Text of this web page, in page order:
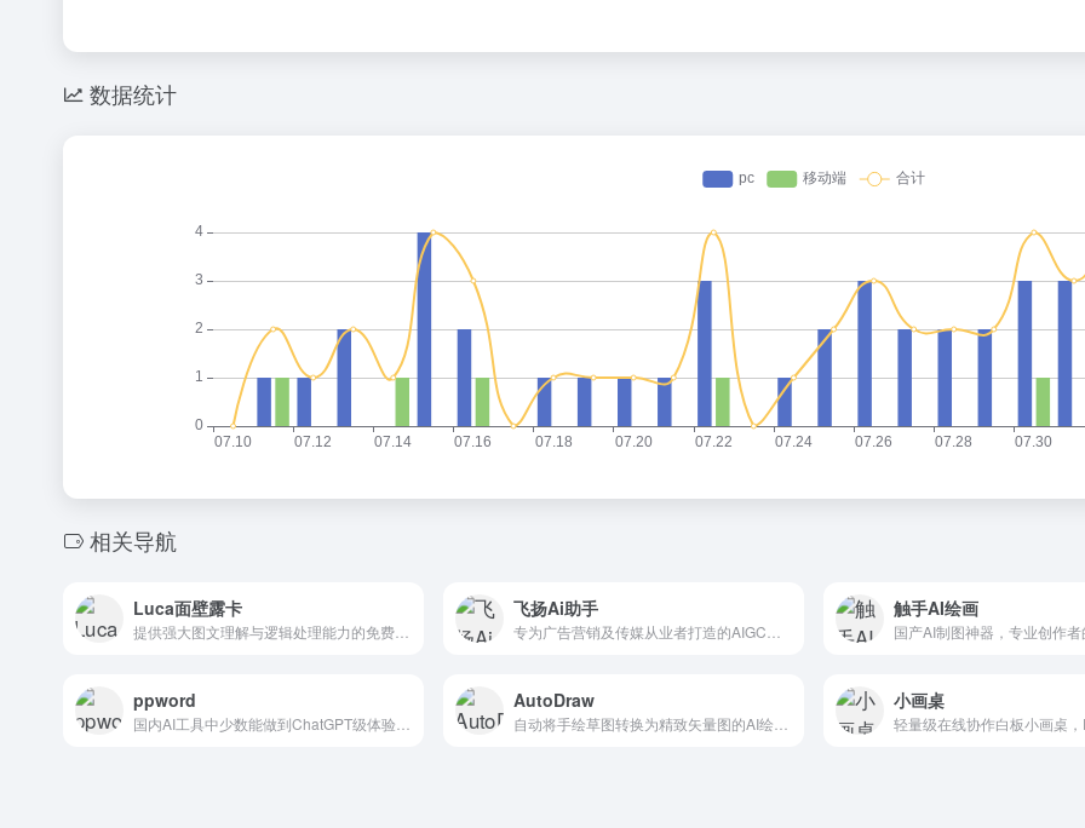
数据统计
相关导航
Luca面壁露卡 飞扬Ai助手 触手AI绘画
国产AI制图神器，专业创作
ppword AutoDraw 小画桌